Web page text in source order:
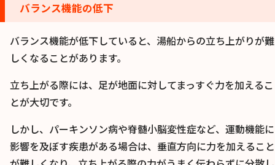
バランス機能の低下
バランス機能が低下していると、湯船からの立ち上がりが難
しくなることがあります。
立ち上がる際には、足が地面に対してまっすぐ力を加えるこ
とが大切です。
しかし、パーキンソン病や脊髄小脳変性症など、運動機能に
影響を及ぼす疾患がある場合は、垂直方向に力を加えること